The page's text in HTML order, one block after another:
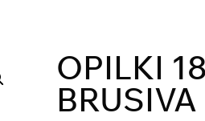
OPILKI
BRUSIVA